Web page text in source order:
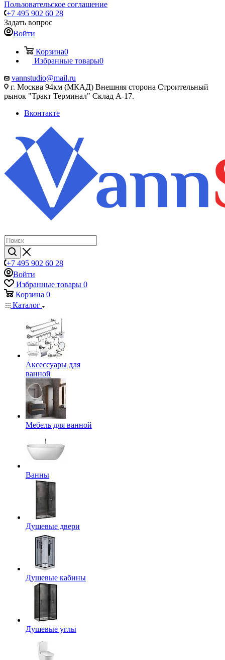
Пользовательское соглашение
+7 495 902 60 28
Задать вопрос
Войти
Корзина0
Избранные товары0
vannstudio@mail.ru
г. Москва 94км (МКАД) Внешняя сторона Строительный
рынок "Тракт Терминал" Склад А-17.
Вконтакте
+7 495 902 60 28
Войти
Избранные товары 0
Корзина 0
Каталог
Аксессуары для
ванной
Мебель для ванной
Ванны
Душевые двери
Душевые кабины
Душевые углы